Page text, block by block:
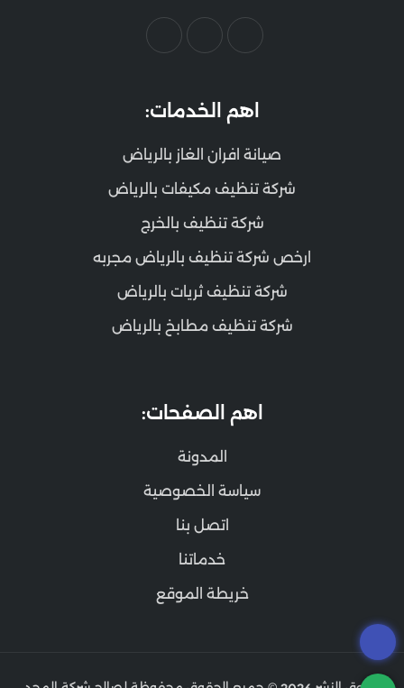
اهم الخدمات:
صيانة افران الغاز بالرياض
شركة تنظيف مكيفات بالرياض
شركة تنظيف بالخرج
ارخص شركة تنظيف بالرياض مجربه
شركة تنظيف ثريات بالرياض
شركة تنظيف مطابخ بالرياض
اهم الصفحات:
المدونة
سياسة الخصوصية
اتصل بنا
خدماتنا
خريطة الموقع